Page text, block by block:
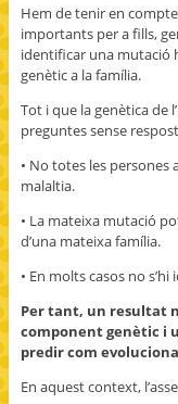
Hem de tenir en
importants per a fills,
identificar una mutació
genètic a la família.
Tot i que la genètica de
preguntes sense
• No totes les
malaltia.
• La mateixa mutació
d’una mateixa família.
• En molts casos no
Per tant, un resultat
component genètic i
predir com
En aquest context,